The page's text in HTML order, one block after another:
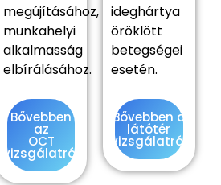
megújításához,
munkahelyi
alkalmasság
elbírálásához.
Bővebben
az
OCT
vizsgálatról
ideghártya
öröklött
betegségei
esetén.
Bővebben a
látótér
vizsgálatról